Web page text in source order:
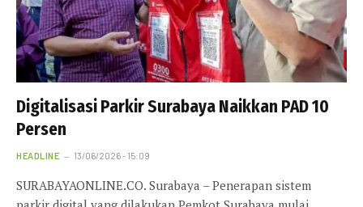
Digitalisasi Parkir Surabaya Naikkan PAD 10
Persen
HEADLINE 13/06/2026 - 15:09
SURABAYAONLINE.CO. Surabaya – Penerapan sistem